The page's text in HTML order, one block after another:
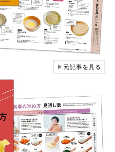
▶元記事を見る